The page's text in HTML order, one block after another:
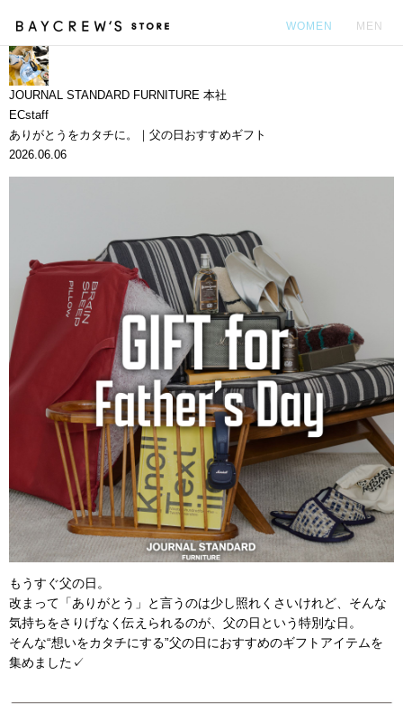
WOMEN MEN
JOURNAL STANDARD FURNITURE 本社
ECstaff
ありがとうをカタチに。｜父の日おすすめギフト
2026.06.06
もうすぐ父の日。
改まって「ありがとう」と言うのは少し照れくさいけれど、そんな
気持ちをさりげなく伝えられるのが、父の日という特別な日。
そんな“想いをカタチにする”父の日におすすめのギフトアイテムを
集めました✓